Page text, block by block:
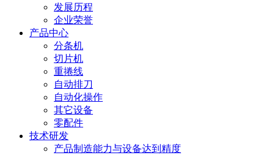
发展历程
企业荣誉
产品中心
分条机
切片机
重捲线
自动排刀
自动化操作
其它设备
零配件
技术研发
产品制造能力与设备达到精度